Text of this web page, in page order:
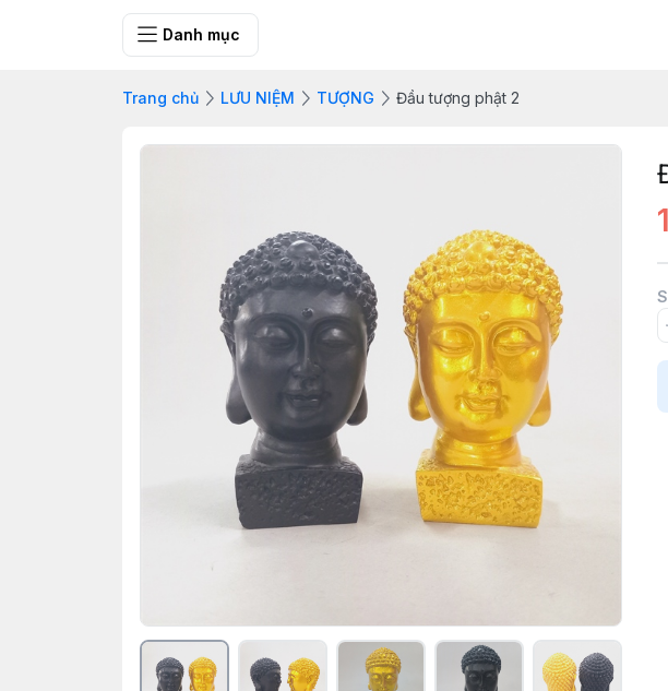
Danh mục
Trang chủ LƯU NIỆM TƯỢNG Đầu tượng phật 2